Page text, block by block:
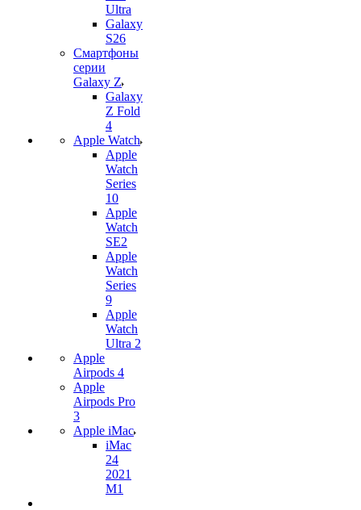
Ultra
Galaxy
S26
Смартфоны
серии
Galaxy Z
Galaxy
Z Fold
4
Apple Watch
Apple
Watch
Series
10
Apple
Watch
SE2
Apple
Watch
Series
9
Apple
Watch
Ultra 2
Apple
Airpods 4
Apple
Airpods Pro
3
Apple iMac
iMac
24
2021
M1